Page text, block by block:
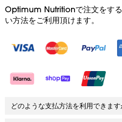
Optimum Nutritionで注文をす
い方法をご利用頂けます。
どのような支払方法を利用できます